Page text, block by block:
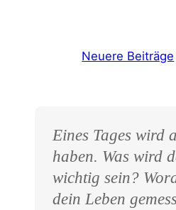
Neuere Beiträge
Eines Tages wird
haben. Was wird
wichtig sein?
dein Leben